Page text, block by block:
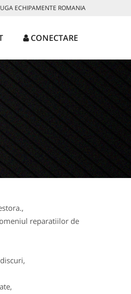
ECHIPAMENTE ROMANIA
CONECTARE
reparatiilor de